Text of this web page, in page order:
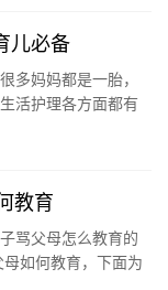
儿必备
多妈妈都是一胎，
活护理各方面都有
教育
骂父母怎么教育的
如何教育，下面为